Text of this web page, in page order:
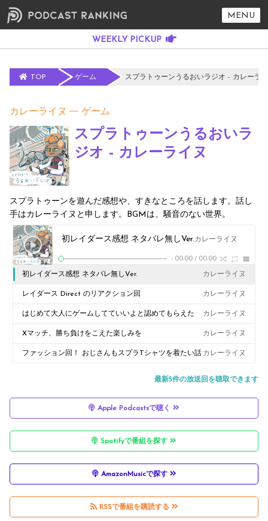
MENU
TOP ゲーム スプラトゥーンうるおいラジオ - カレーラ
カレーライヌ ゲーム
スプラトゥーンうるおいラ
ジオ - カレーライヌ
スプラトゥーンを遊んだ感想や、すきなところを話します。話し
手はカレーライヌと申します。BGMは、騒音のない世界。
初レイダース感想 ネタバレ無しVer.カレーライヌ
- 00:00 / 00:00
初レイダース感想 ネタバレ無しVer. カレーライヌ
レイダース Direct のリアクション回 カレーライヌ
はじめて大人にゲームしてていいよと認めてもらえた カレーライヌ
Xマッチ、勝ち負けをこえた楽しみを カレーライヌ
ファッション回！ おじさんもスプラTシャツを着たい話 カレーライヌ
最新5件の放送回を聴取できます
Apple Podcastsで聴く
Spotifyで番組を探す
AmazonMusicで探す
RSSで番組を購読する